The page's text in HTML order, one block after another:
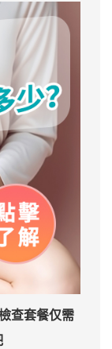
查套餐仅需